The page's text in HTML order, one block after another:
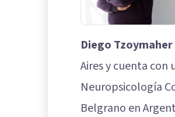
Diego Tzoymaher
Aires y cuenta
Neuropsicología
Belgrano en